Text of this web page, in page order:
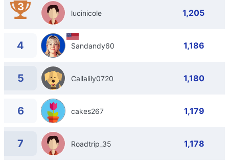
3 lucinicole 1,205
4 Sandandy60 1,186
5 Callalily0720 1,180
6 cakes267 1,179
7 Roadtrip_35 1,178